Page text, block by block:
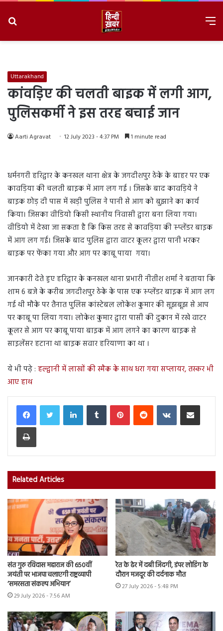
Uttarakhand
कांवड़िए की चलती बाइक में लगी आग,
पुलिसकर्मी ने इस तरह बचाई जान
Aarti Agravat 12 July 2023 - 4:37 PM 1 minute read
धर्मनगरी हरिद्वार के कनखल थाना क्षेत्र के जगदीशपुर ठेके के बाहर पर एक
कावड़िया की चलती बाइक में आग लग गई । जिसके बाद कावड़िये ने
बाइक छोड़ दी पास में खड़ी पुलिस ने पानी से आग को बुझाने का कार्य
किया। जिसका वीडियो किसी स्थानीय निवासी द्वारा बना लिया गया।
वीडियो में देखा जा सकता है कि किस तरह से कावड़िया की स्प्लेंडर बाइक
में आग लग गई। जिसके बाद पुलिस द्वारा वाटर कूलर द्वारा पानी भरकर
बाइक पर फेंका गया और आग पर काबू पाया गया।
जानकारी देते हुए हरिद्वार के कनखल थाना प्रभारी नीतीश शर्मा ने बताया कि
शाम 6 बजे के करीब जगदीशपुर ठेके के पास एक स्प्लेंडर बाइक में आग लग
गई थी मौके पर तैनात पुलिस कांस्टेबल लोकेश कुमार की सूझबूझ से आप
पर काबू पा लिया गया। लोकेश कुमार द्वारा पासी की दुकान में रखे वाटर
कूलर से आग पर काबू पाया बाइक में आग लगने का कारण बाइक से
साइलेंसर हटाना था बाइक सवार हरियाणा का था ।
ये भी पढे़ : हल्द्वानी में लाखों की स्मैक के साथ धरा गया सप्लायर, तस्कर भी
आए हाथ
LinkedInTumblr PinterestReddit VKontakteShare via Email
Print
Related Articles
संत गुरु रविदास महाराज की 650वीं
जयंती पर भाजपा चलाएगी राष्ट्रव्यापी
‘समरसता संकल्प अभियान’
29 July 2026 - 7:56 AM
रेत के ढेर में दबी जिंदगी, डंपर लोडिंग के
दौरान मजदूर की दर्दनाक मौत
27 July 2026 - 5:48 PM